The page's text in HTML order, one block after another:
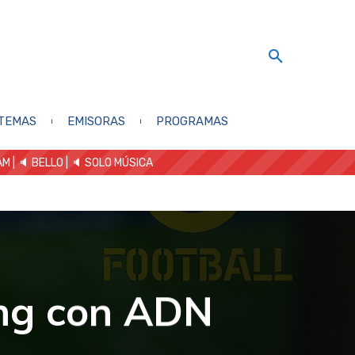
EMISORAS PROGRAMAS
| 🔈 BELLO 🔈 SOLO MÚSICA
con ADN